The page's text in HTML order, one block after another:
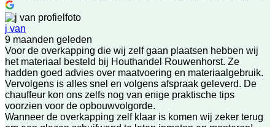
j van
9 maanden geleden
Voor de overkapping die wij zelf gaan plaatsen hebben wij
het materiaal besteld bij Houthandel Rouwenhorst. Ze
hadden goed advies over maatvoering en materiaalgebruik.
Vervolgens is alles snel en volgens afspraak geleverd. De
chauffeur kon ons zelfs nog van enige praktische tips
voorzien voor de opbouwvolgorde.
Wanneer de overkapping zelf klaar is komen wij zeker terug